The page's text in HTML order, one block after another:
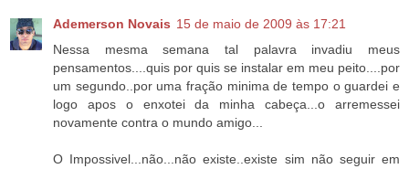
Ademerson Novais 15 de maio de 2009 às 17:21
Nessa mesma semana tal palavra invadiu meus
pensamentos....quis por quis se instalar em meu peito....por
um segundo..por uma fração minima de tempo o guardei e
logo apos o enxotei da minha cabeça...o arremessei
novamente contra o mundo amigo...
O Impossivel...não...não existe..existe sim não seguir em